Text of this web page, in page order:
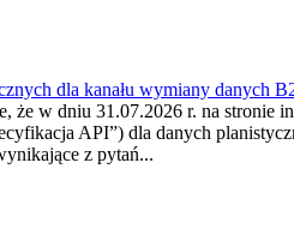
dla kanału wymiany danych
że w dniu 31.07.2026 r. na stronie
API”) dla danych
z pytań...